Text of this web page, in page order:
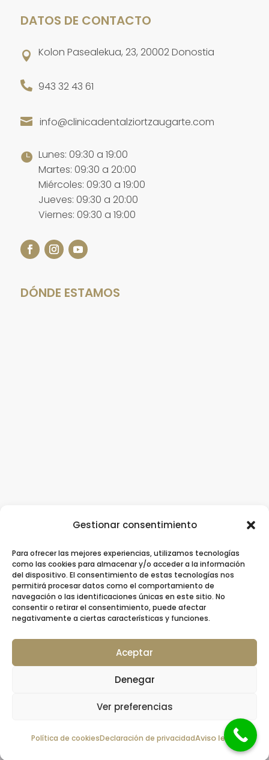
Gestionar consentimiento
Para ofrecer las mejores experiencias, utilizamos tecnologías
como las cookies para almacenar y/o acceder a la información
del dispositivo. El consentimiento de estas tecnologías nos
permitirá procesar datos como el comportamiento de
navegación o las identificaciones únicas en este sitio. No
consentir o retirar el consentimiento, puede afectar
negativamente a ciertas características y funciones.
Aceptar
Denegar
Ver preferencias
Política de cookiesDeclaración de privacidad
DATOS DE CONTACTO
 Kolon Pasealekua, 23, 20002 Donostia
 943 32 43 61
 info@clinicadentalziortzaugarte.com
 Lunes: 09:30 a 19:00
Martes: 09:30 a 20:00
Miércoles: 09:30 a 19:00
Jueves: 09:30 a 20:00
Viernes: 09:30 a 19:00
DÓNDE ESTAMOS
Clínica Dental Ziortza Ugarte/Implantes
dentales/Ortodoncia/Ortodoncia invisible
/Contacto
© 2026 Clínica Dental Ziortza Ugarte –
Colegiada nº 20001064 por el Colegio de
Dentistas de Gipuzkoa
Política de
Accesibilidad